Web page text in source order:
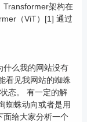
Transformer架构在
（ViT）[1] 通过
什么我的网站没有
看见我网站的蜘蛛
态。 有一定的解
蜘蛛动向或者是用
面给大家分析一个